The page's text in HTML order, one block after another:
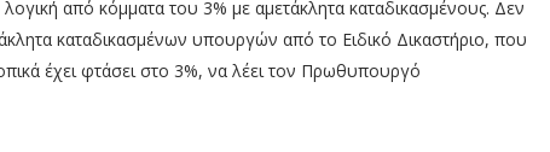
λογική από κόμματα του 3% με αμετάκλητα καταδικασμένους. Δεν
καταδικασμένων υπουργών από το Ειδικό Δικαστήριο, που
έχει φτάσει στο 3%, να λέει τον Πρωθυπουργό